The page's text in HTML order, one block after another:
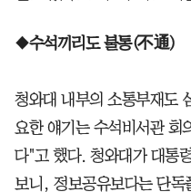
◆수석끼리도 불통(不通)
청와대 내부의 소통부재도
요한 얘기는 수석비서관 회
다"고 했다. 청와대가 대통
보니, 정보공유보다는 단독